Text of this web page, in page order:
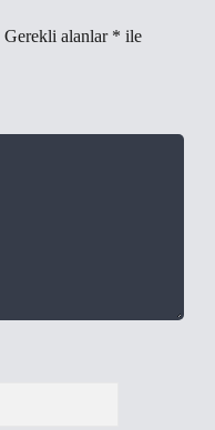
Gerekli alanlar * ile